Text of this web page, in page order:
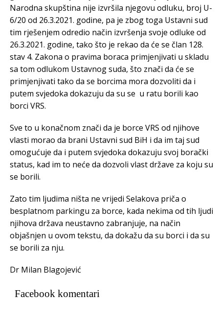
Narodna skupština nije izvršila njegovu odluku, broj U-
6/20 od 26.3.2021. godine, pa je zbog toga Ustavni sud
tim rješenjem odredio način izvršenja svoje odluke od
26.3.2021. godine, tako što je rekao da će se član 128.
stav 4. Zakona o pravima boraca primjenjivati u skladu
sa tom odlukom Ustavnog suda, što znači da će se
primjenjivati tako da se borcima mora dozvoliti da i
putem svjedoka dokazuju da su se u ratu borili kao
borci VRS.
Sve to u konačnom znači da je borce VRS od njihove
vlasti morao da brani Ustavni sud BiH i da im taj sud
omogućuje da i putem svjedoka dokazuju svoj borački
status, kad im to neće da dozvoli vlast države za koju su
se borili.
Zato tim ljudima ništa ne vrijedi Selakova priča o
besplatnom parkingu za borce, kada nekima od tih ljudi
njihova država neustavno zabranjuje, na način
objašnjen u ovom tekstu, da dokažu da su borci i da su
se borili za nju.
Dr Milan Blagojević
Facebook komentari